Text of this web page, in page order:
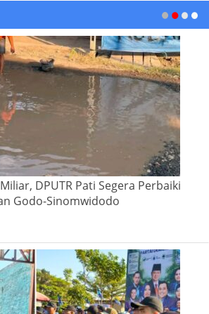
DPUTR Pati Segera Perbaiki
Godo-Sinomwidodo